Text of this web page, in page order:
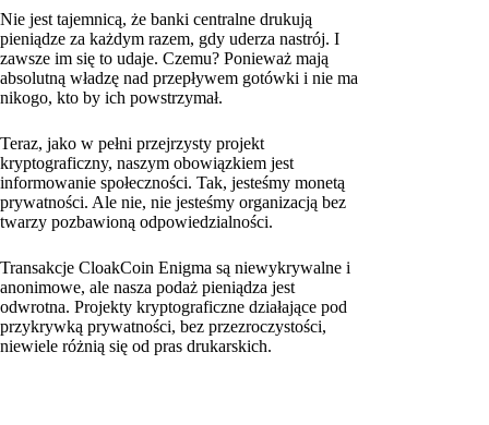
Nie jest tajemnicą, że banki centralne drukują
pieniądze za każdym razem, gdy uderza nastrój. I
zawsze im się to udaje. Czemu? Ponieważ mają
absolutną władzę nad przepływem gotówki i nie ma
nikogo, kto by ich powstrzymał.
Teraz, jako w pełni przejrzysty projekt
kryptograficzny, naszym obowiązkiem jest
informowanie społeczności. Tak, jesteśmy monetą
prywatności. Ale nie, nie jesteśmy organizacją bez
twarzy pozbawioną odpowiedzialności.
Transakcje CloakCoin Enigma są niewykrywalne i
anonimowe, ale nasza podaż pieniądza jest
odwrotna. Projekty kryptograficzne działające pod
przykrywką prywatności, bez przezroczystości,
niewiele różnią się od pras drukarskich.